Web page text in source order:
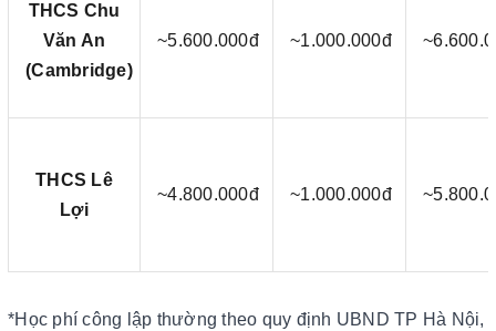
THCS Chu
Văn An
(Cambridge)
~5.600.000đ ~1.000.000đ
THCS Lê
Lợi
~4.800.000đ ~1.000.000đ
*Học phí công lập thường theo quy định UBND TP Hà Nội,